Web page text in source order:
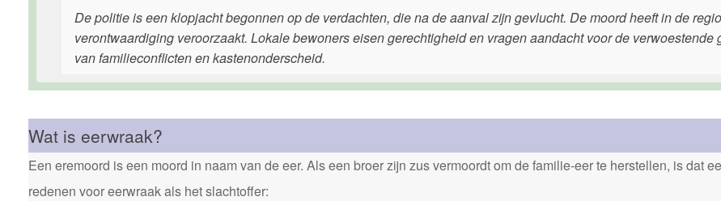
De politie is een klopjacht begonnen op de verdachten, die na de aanval zijn gevlucht. De moord heeft in de
verontwaardiging veroorzaakt. Lokale bewoners eisen gerechtigheid en vragen aandacht voor de verwoestende
van familieconflicten en kastenonderscheid.
Wat is eerwraak?
Een eremoord is een moord in naam van de eer. Als een broer zijn zus vermoordt om de familie-eer te herstellen, is dat
redenen voor eerwraak als het slachtoffer: